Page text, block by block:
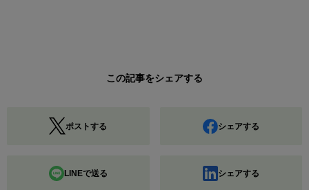
この記事をシェアする
ポストする シェアする
LINEで送る シェアする